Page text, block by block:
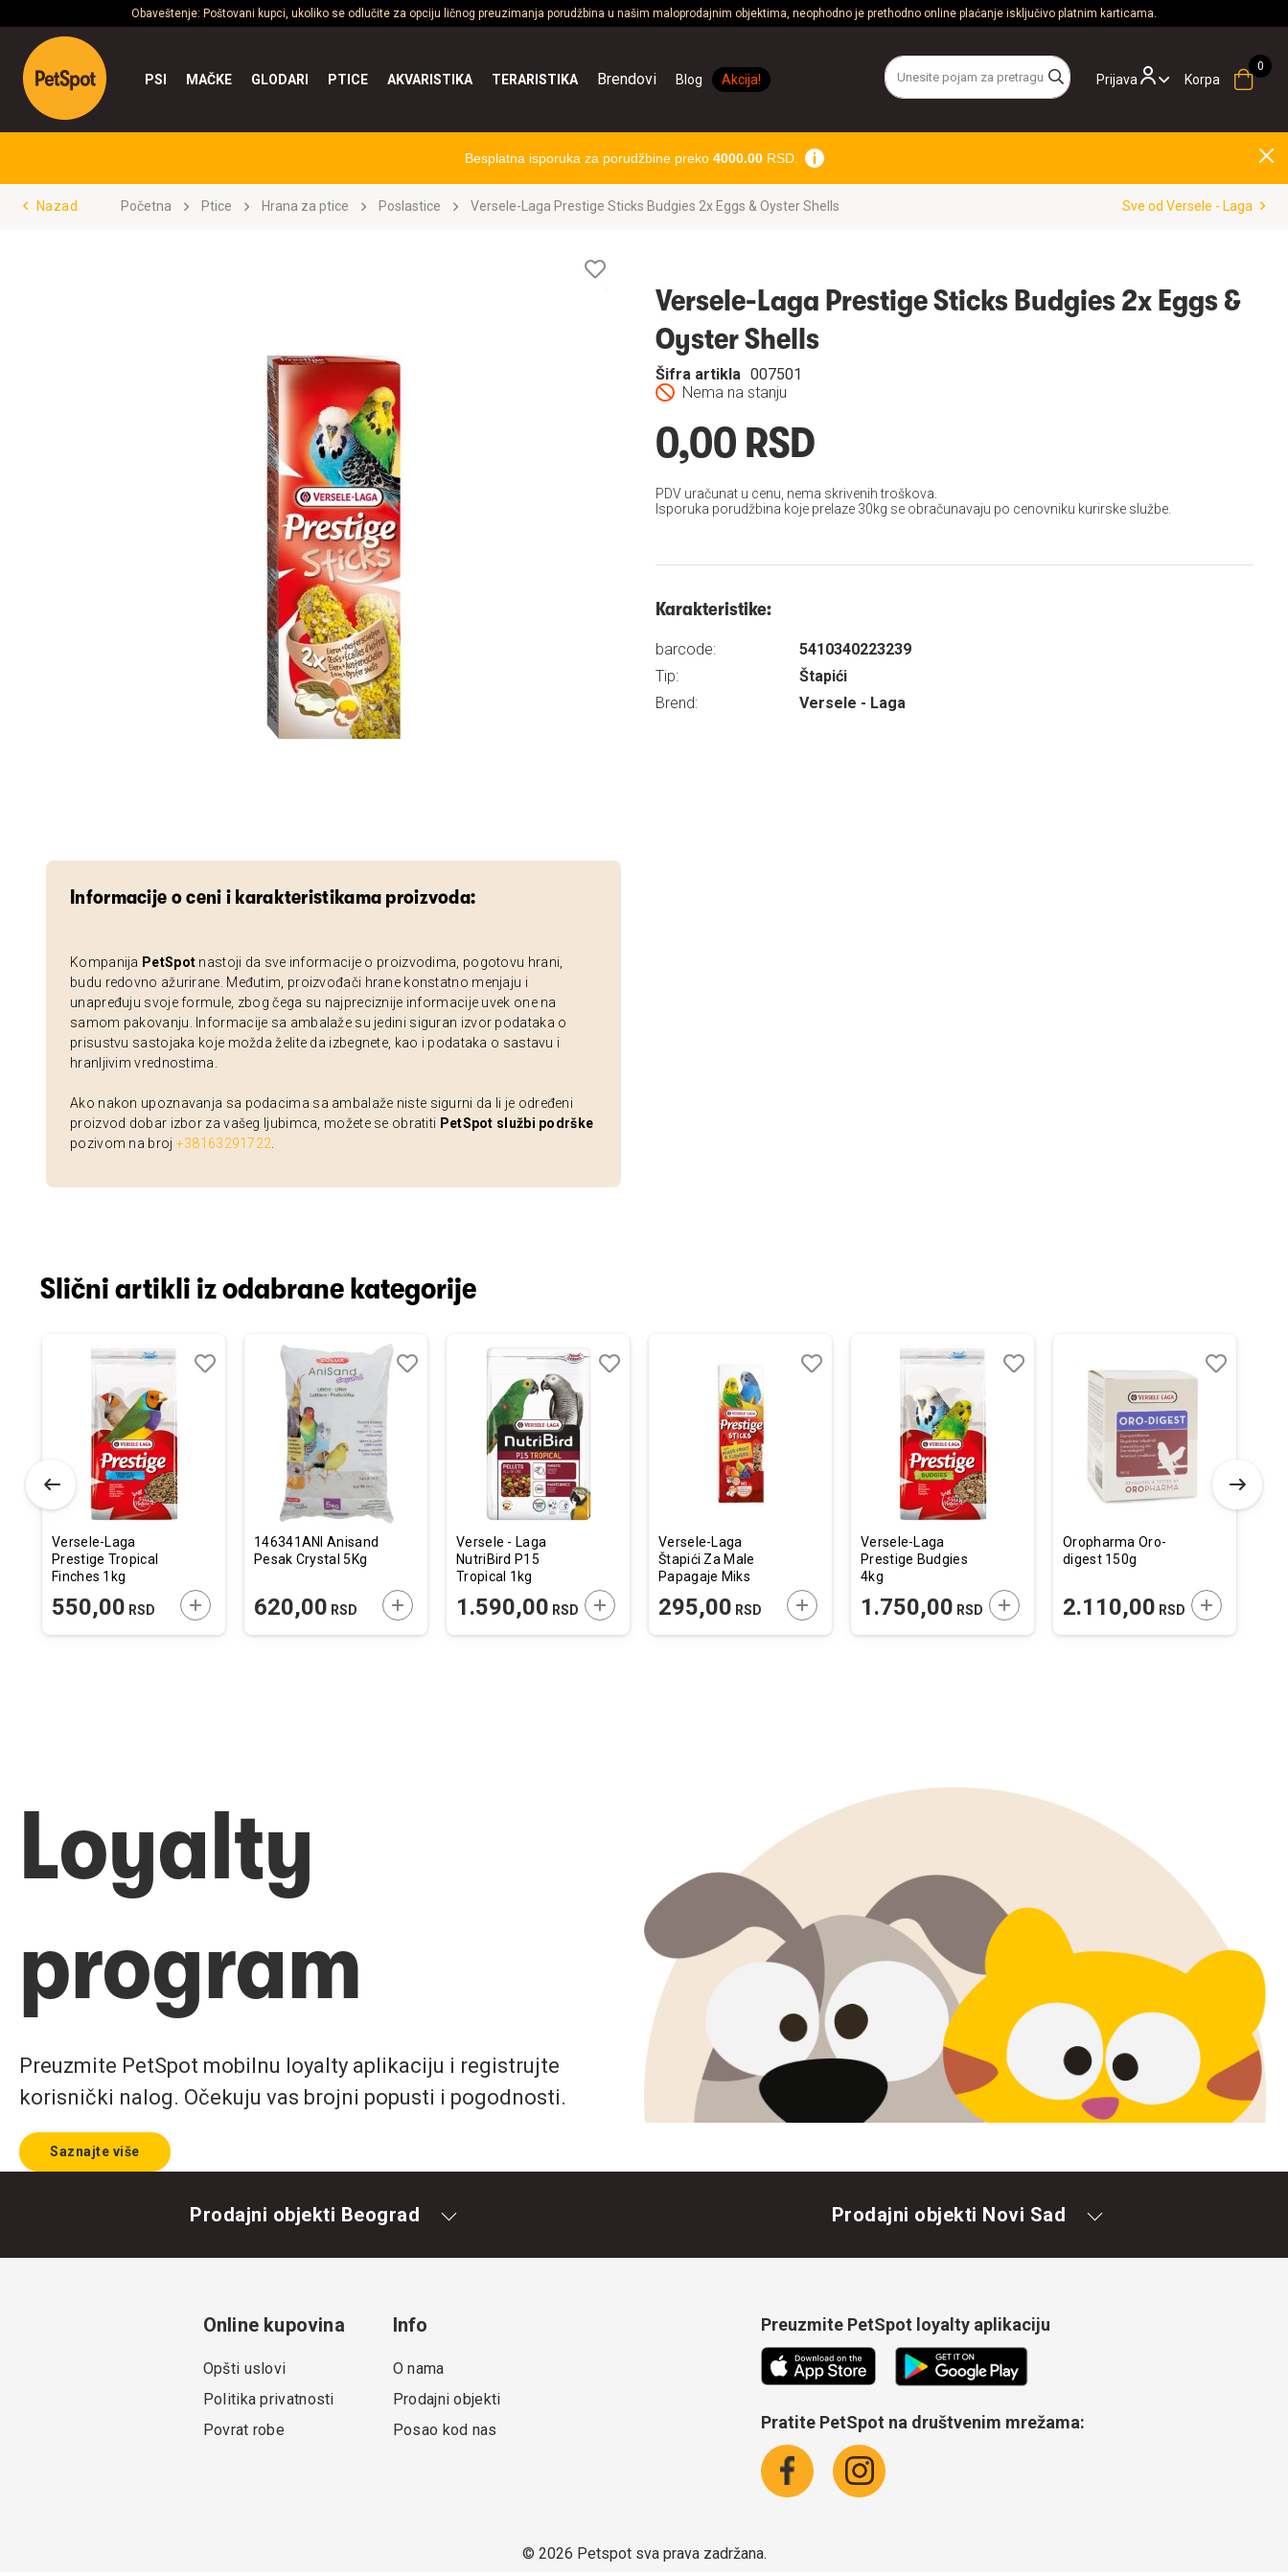
Obaveštenje: Poštovani kupci, ukoliko se odlučite za opciju ličnog preuzimanja porudžbina u našim maloprodajnim objektima, neophodno je prethodno online plaćanje isključivo platnim karticama.
Prijava
PSI MAČKE GLODARI PTICE AKVARISTIKA TERARISTIKA Brendovi Blog Akcija! Korpa
Besplatna isporuka za porudžbine preko 4000.00RSD.
Nazad Početna Ptice Hrana za ptice Poslastice Versele-Laga Prestige Sticks Budgies 2x Eggs & Oyster Shells Sve od Versele - Laga
Informacije o ceni i karakteristikama proizvoda:
Kompanija PetSpot nastoji da sve informacije o proizvodima, pogotovu hrani,
budu redovno ažurirane. Međutim, proizvođači hrane konstatno menjaju i
unapređuju svoje formule, zbog čega su najpreciznije informacije uvek one na
samom pakovanju. Informacije sa ambalaže su jedini siguran izvor podataka o
prisustvu sastojaka koje možda želite da izbegnete, kao i podataka o sastavu i
hranljivim vrednostima.
Ako nakon upoznavanja sa podacima sa ambalaže niste sigurni da li je određeni
proizvod dobar izbor za vašeg ljubimca, možete se obratiti PetSpot službi podrške
pozivom na broj +38163291722
želja
Versele-Laga Prestige Sticks Budgies 2x Eggs &
Oyster Shells
Nema na stanju
Šifra artikla 007501
0,00 RSD
PDV uračunat u cenu, nema skrivenih troškova.
Isporuka porudžbina koje prelaze 30kg se obračunavaju po cenovniku kurirske službe.
Karakteristike:
barcode:
5410340223239
Tip:
Štapići
Brend:
Versele - Laga
Slični artikli iz odabrane kategorije
U KORPU
Versele-Laga
Prestige Tropical
Finches 1kg
550,00 RSD DODAJTE U KORPU
146341ANI Anisand
Pesak Crystal 5Kg
620,00 RSD DODAJTE U KORPU
Versele - Laga
NutriBird P15
Tropical 1kg
1.590,00 RSD DODAJTE U KORPU
Versele-Laga
Štapići Za Male
Papagaje Miks
295,00 RSD DODAJTE U KORPU
Versele-Laga
Prestige Budgies
4kg
1.750,00 RSD DODAJTE U KORPU
Oropharma Oro-
digest 150g
2.110,00 RSD DODAJTE U
Loyalty
program
Preuzmite PetSpot mobilnu loyalty aplikaciju i registrujte
korisnički nalog. Očekuju vas brojni popusti i pogodnosti.
Saznajte više
Prodajni objekti Beograd Prodajni objekti Novi Sad
Online kupovina
Opšti uslovi
Politika privatnosti
Povrat robe
Info
O nama
Prodajni objekti
Posao kod nas
Preuzmite PetSpot loyalty aplikaciju
Pratite PetSpot na društvenim mrežama:
© 2026 Petspot sva prava zadržana.